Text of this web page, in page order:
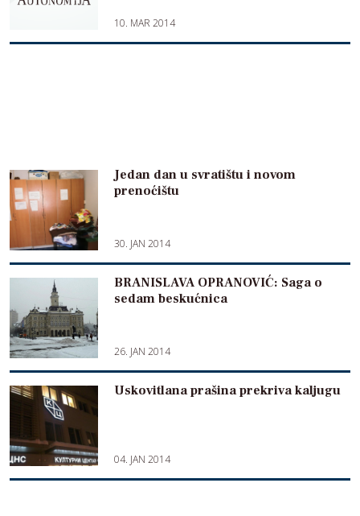
10. MAR 2014
Jedan dan u svratištu i novom
prenoćištu
30. JAN 2014
BRANISLAVA OPRANOVIĆ: Saga o
sedam beskućnica
26. JAN 2014
Uskovitlana prašina prekriva kaljugu
04. JAN 2014